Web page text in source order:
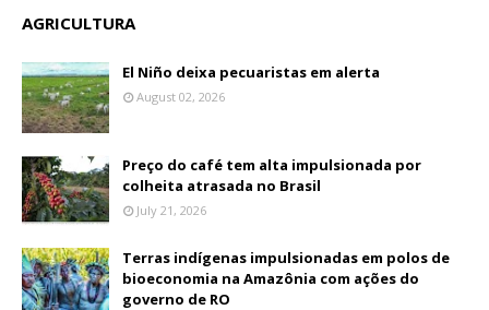
AGRICULTURA
El Niño deixa pecuaristas em alerta
August 02, 2026
Preço do café tem alta impulsionada por
colheita atrasada no Brasil
July 21, 2026
Terras indígenas impulsionadas em polos de
bioeconomia na Amazônia com ações do
governo de RO